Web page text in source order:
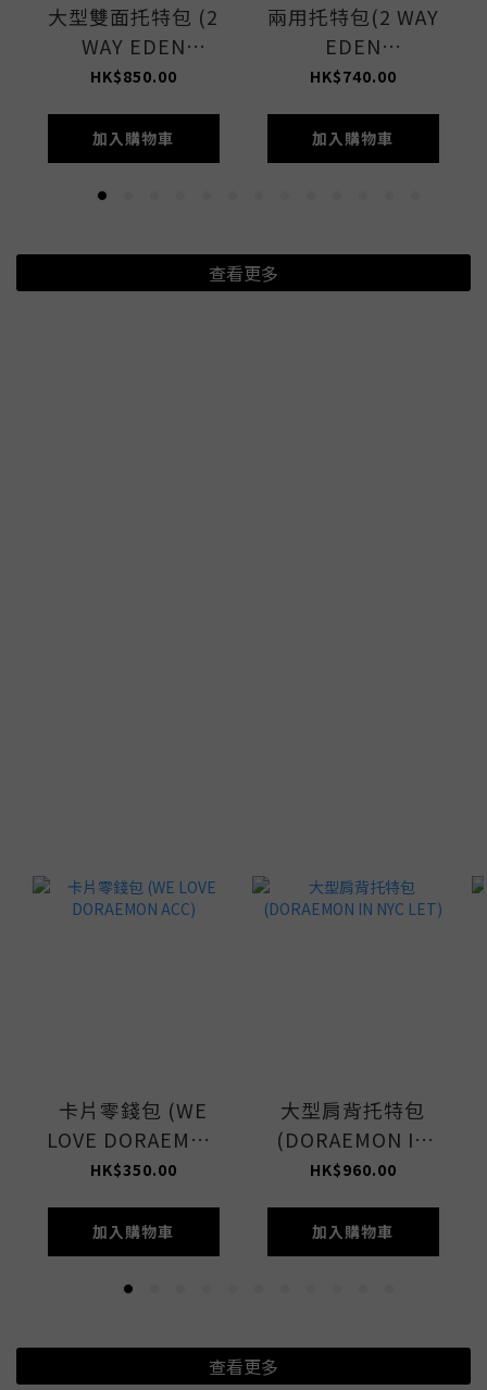
大型雙面托特包 (2
WAY EDEN
GREEN/STONE)
HK$850.00
加入購物車
兩用托特包(2 WAY
EDEN
GREEN/STONE)
HK$740.00
加入購物車
查看更多
卡片零錢包 (WE
LOVE DORAEMON
ACC)
HK$350.00
加入購物車
大型肩背托特包
(DORAEMON IN
NYC LET)
HK$960.00
加入購物車
查看更多